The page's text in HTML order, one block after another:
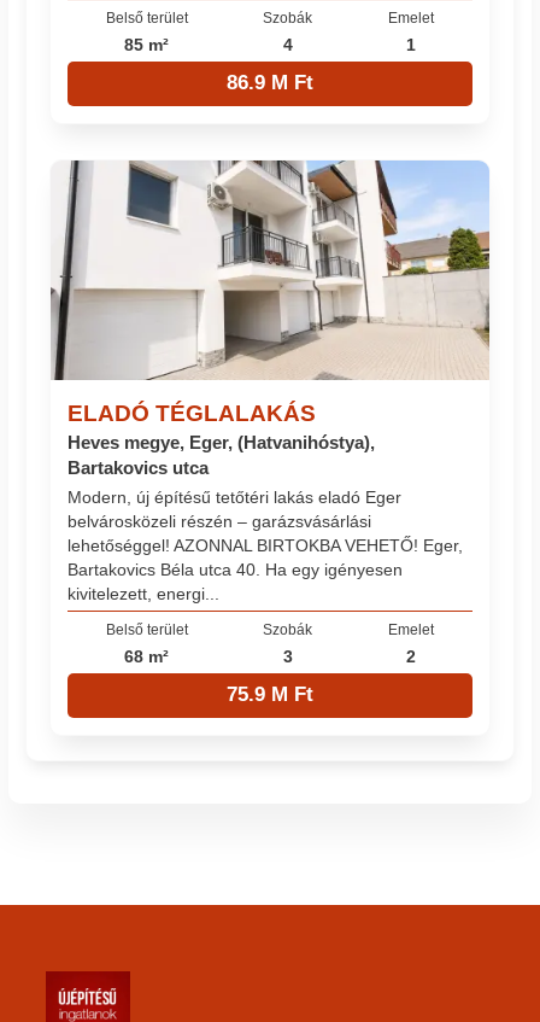
Belső terület
85 m²
Szobák
4
Emelet
1
86.9 M Ft
ELADÓ TÉGLALAKÁS
Heves megye, Eger, (Hatvanihóstya),
Bartakovics utca
Modern, új építésű tetőtéri lakás eladó Eger
belvárosközeli részén – garázsvásárlási
lehetőséggel! AZONNAL BIRTOKBA VEHETŐ! Eger,
Bartakovics Béla utca 40. Ha egy igényesen
kivitelezett, energi...
Belső terület
68 m²
Szobák
3
Emelet
2
75.9 M Ft